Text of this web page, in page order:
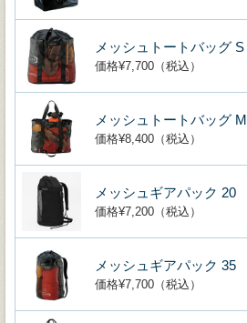
メッシュトートバッグ S
価格¥7,700（税込）
メッシュトートバッグ M
価格¥8,400（税込）
メッシュギアパック 20
価格¥7,200（税込）
メッシュギアパック 35
価格¥7,700（税込）